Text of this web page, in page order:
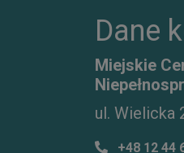
Dane
Miejskie
ul. Wielicka
+48 12 44